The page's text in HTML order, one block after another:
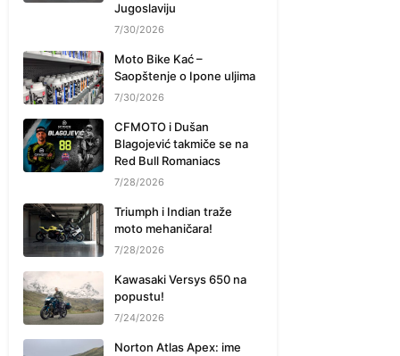
Jugoslaviju
7/30/2026
Moto Bike Kać –
Saopštenje o Ipone uljima
7/30/2026
CFMOTO i Dušan
Blagojević takmiče se na
Red Bull Romaniacs
7/28/2026
Triumph i Indian traže
moto mehaničara!
7/28/2026
Kawasaki Versys 650 na
popustu!
7/24/2026
Norton Atlas Apex: ime